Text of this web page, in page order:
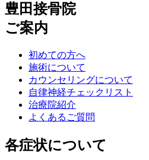
豊田接骨院
ご案内
初めての方へ
施術について
カウンセリングについて
自律神経チェックリスト
治療院紹介
よくあるご質問
各症状について